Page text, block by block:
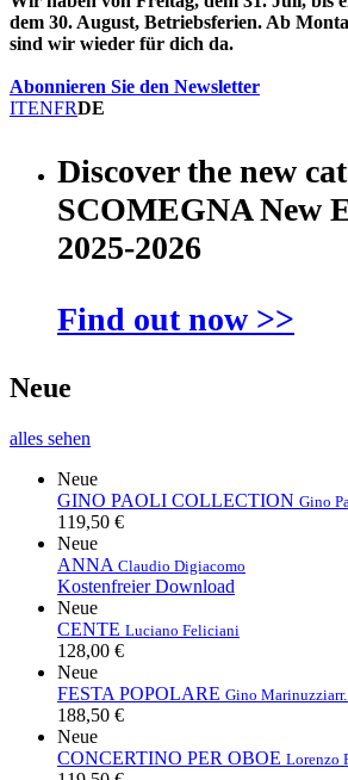
dem 30. August, Betriebsferien. Ab
sind wir wieder für dich da.
Abonnieren Sie den Newsletter
ITENFRDE
Discover the new
SCOMEGNA New
2025-2026
Find out now >>
Neue
alles sehen
Neue
GINO PAOLI COLLECTION Gino
119,50 €
Neue
ANNA Claudio Digiacomo
Kostenfreier Download
Neue
CENTE Luciano Feliciani
128,00 €
Neue
FESTA POPOLARE Gino Marinuzzi
188,50 €
Neue
CONCERTINO PER OBOE Lorenzo